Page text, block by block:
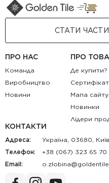
СТАТИ
ПРО НАС
Команда
Виробництво
Новини
ПРО
Де купити?
Мапа сайту
Новинки
Лідери
КОНТАКТИ
Адреса:
Україна, 03680,
Телефон:
+38 (067) 323 65 70
Email: